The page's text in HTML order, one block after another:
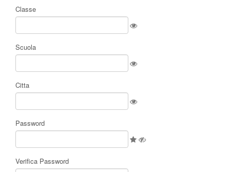
Classe
Scuola
Citta
Password
Verifica Password